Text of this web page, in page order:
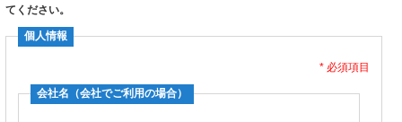
てください。
個人情報
* 必須項目
会社名（会社でご利用の場合）